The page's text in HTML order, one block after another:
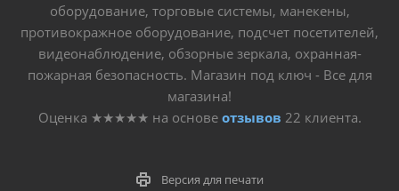
оборудование, торговые системы, манекены,
противокражное оборудование, подсчет посетителей,
видеонаблюдение, обзорные зеркала, охранная-
пожарная безопасность. Магазин под ключ - Все для
магазина!
Оценка ★★★★★ на основе отзывов 22 клиента.
Версия для печати